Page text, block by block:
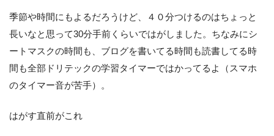
季節や時間にもよるだろうけど、４０分つけるのはちょっと
長いなと思って30分手前くらいではがしました。ちなみにシ
ートマスクの時間も、ブログを書いてる時間も読書してる時
間も全部ドリテックの学習タイマーではかってるよ（スマホ
のタイマー音が苦手）。
はがす直前がこれ